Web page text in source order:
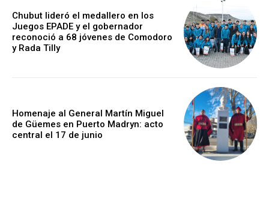
Chubut lideró el medallero en los
Juegos EPADE y el gobernador
reconoció a 68 jóvenes de Comodoro
y Rada Tilly
Homenaje al General Martín Miguel
de Güemes en Puerto Madryn: acto
central el 17 de junio